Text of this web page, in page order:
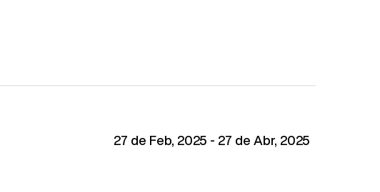
27 de Feb, 2025 - 27 de Abr, 2025